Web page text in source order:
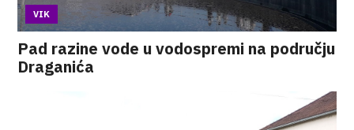
VIK
Pad razine vode u vodospremi na području
Draganića